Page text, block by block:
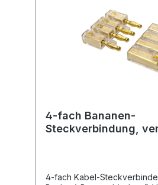
4-fach Bananen-
Steckverbindung,
4-fach Kabel-